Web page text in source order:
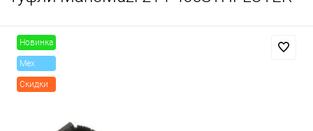
Новинка
Mex
Скидки